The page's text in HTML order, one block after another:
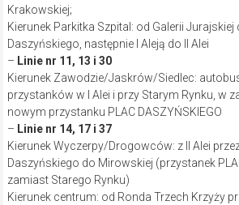
Krakowskiej;
Kierunek Parkitka Szpital: od Galerii Jurajskiej
Daszyńskiego, następnie I Aleją do II Alei
– Linie nr 11, 13 i 30
Kierunek Zawodzie/Jaskrów/Siedlec:
przystanków w I Alei i przy Starym Rynku, w
nowym przystanku PLAC DASZYŃSKIEGO
– Linie nr 14, 17 i 37
Kierunek Wyczerpy/Drogowców: z II Alei
Daszyńskiego do Mirowskiej (przystanek
zamiast Starego Rynku)
Kierunek centrum: od Ronda Trzech Krzyży